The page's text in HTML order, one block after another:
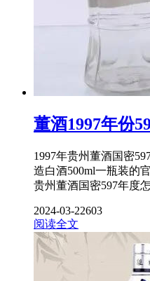
董酒1997年份
1997年贵州董酒国密
造白酒500ml一瓶装的
贵州董酒国密597年度
2024-03-22603
阅读全文